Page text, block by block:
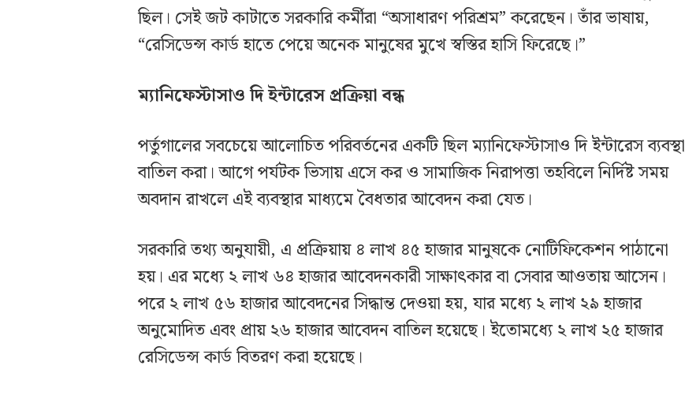
ছিল। সেই জট কাটাতে সরকারি কর্মীরা “অসাধারণ পরিশ্রম” করেছেন। তাঁর ভাষায়,
“রেসিডেন্স কার্ড হাতে পেয়ে অনেক মানুষের মুখে স্বস্তির হাসি ফিরেছে।”
ম্যানিফেস্টাসাও দি ইন্টারেস প্রক্রিয়া বন্ধ
পর্তুগালের সবচেয়ে আলোচিত পরিবর্তনের একটি ছিল ম্যানিফেস্টাসাও দি ইন্টারেস ব্যবস্থা
বাতিল করা। আগে পর্যটক ভিসায় এসে কর ও সামাজিক নিরাপত্তা তহবিলে নির্দিষ্ট সময়
অবদান রাখলে এই ব্যবস্থার মাধ্যমে বৈধতার আবেদন করা যেত।
সরকারি তথ্য অনুযায়ী, এ প্রক্রিয়ায় ৪ লাখ ৪৫ হাজার মানুষকে নোটিফিকেশন পাঠানো
হয়। এর মধ্যে ২ লাখ ৬৪ হাজার আবেদনকারী সাক্ষাৎকার বা সেবার আওতায় আসেন।
পরে ২ লাখ ৫৬ হাজার আবেদনের সিদ্ধান্ত দেওয়া হয়, যার মধ্যে ২ লাখ ২৯ হাজার
অনুমোদিত এবং প্রায় ২৬ হাজার আবেদন বাতিল হয়েছে। ইতোমধ্যে ২ লাখ ২৫ হাজার
রেসিডেন্স কার্ড বিতরণ করা হয়েছে।